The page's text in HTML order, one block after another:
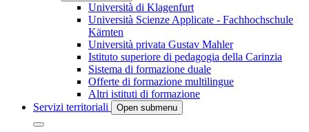
Università di Klagenfurt
Università Scienze Applicate - Fachhochschule
Kärnten
Università privata Gustav Mahler
Istituto superiore di pedagogia della Carinzia
Sistema di formazione duale
Offerte di formazione multilingue
Altri istituti di formazione
Servizi territoriali
Open submenu